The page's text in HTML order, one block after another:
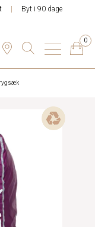
Byt i 90 dage
0